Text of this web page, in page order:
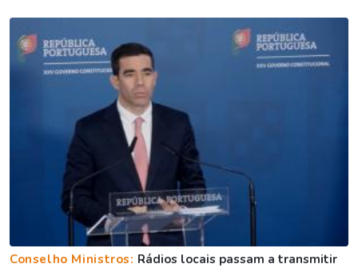
Conselho Ministros: Rádios locais passam a transmitir